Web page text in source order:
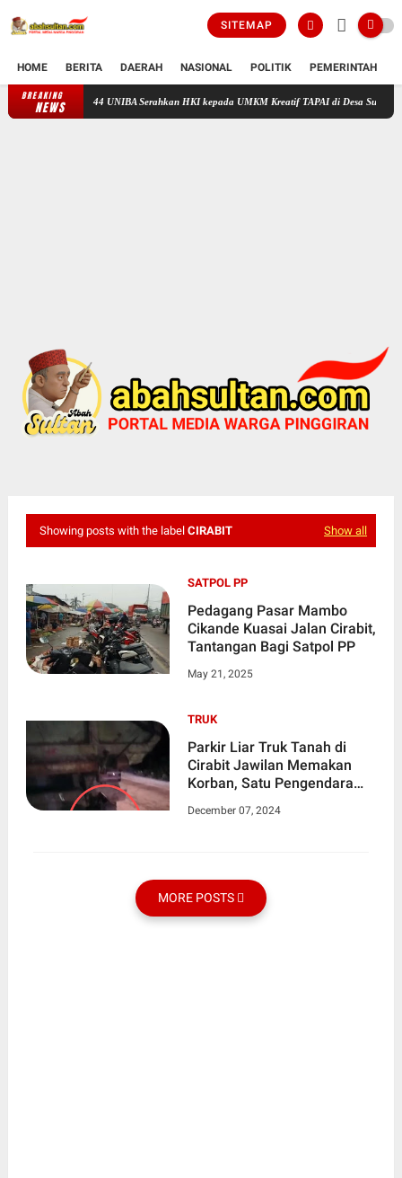
SITEMAP
HOME BERITA DAERAH NASIONAL POLITIK PEMERINTAH
BREAKING
NEWS Tingkatkan Daya Saing UMKM, Mahasiswa KKM Kelompok 44 UNIBA
Showing posts with the label CIRABIT Show all
SATPOL PP
Pedagang Pasar Mambo
Cikande Kuasai Jalan Cirabit,
Tantangan Bagi Satpol PP
May 21, 2025
TRUK
Parkir Liar Truk Tanah di
Cirabit Jawilan Memakan
Korban, Satu Pengendara
December 07, 2024
MORE POSTS